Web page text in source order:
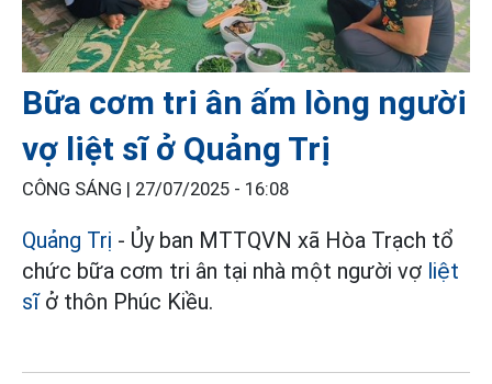
Bữa cơm tri ân ấm lòng người
vợ liệt sĩ ở Quảng Trị
CÔNG SÁNG | 27/07/2025 - 16:08
Quảng Trị - Ủy ban MTTQVN xã Hòa Trạch tổ
chức bữa cơm tri ân tại nhà một người vợ liệt
sĩở thôn Phúc Kiều.